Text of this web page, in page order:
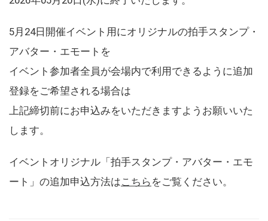
5月24日開催イベント用にオリジナルの拍手スタンプ・
アバター・エモートを
イベント参加者全員が会場内で利用できるように追加
登録をご希望される場合は
上記締切前にお申込みをいただきますようお願いいた
します。
イベントオリジナル「拍手スタンプ・アバター・エモ
ート」の追加申込方法はこちら をご覧ください。